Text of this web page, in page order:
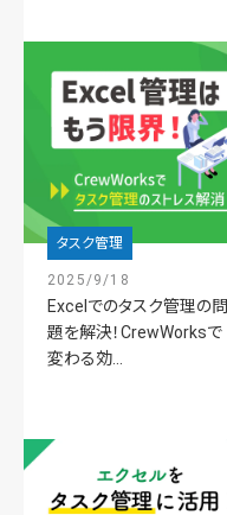
タスク管理
2025/9/18
Excelでのタスク管理の問
題を解決！CrewWorksで
変わる効...